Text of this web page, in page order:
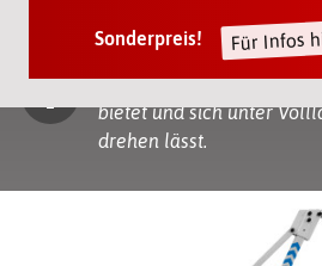
Sonderpreis! Für Infos
Der Porta Davit ist eine
leichte Lösung, die eine
bietet und sich unter
drehen lässt.